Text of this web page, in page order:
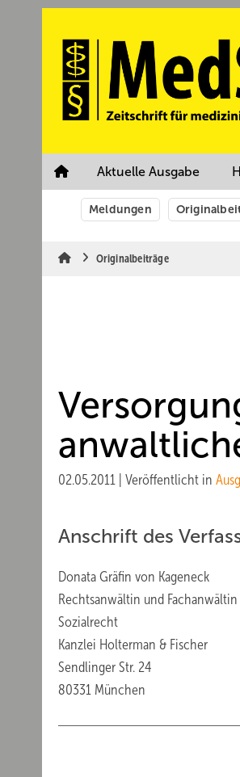
Aktuelle Ausgabe
Meldungen
Originalbeiträge
02.05.2011 Veröffentlicht in
Anschrift des
Donata Gräfin von Kageneck
Rechtsanwältin und
Sozialrecht
Kanzlei Holterman & Fischer
Sendlinger Str. 24
80331 München